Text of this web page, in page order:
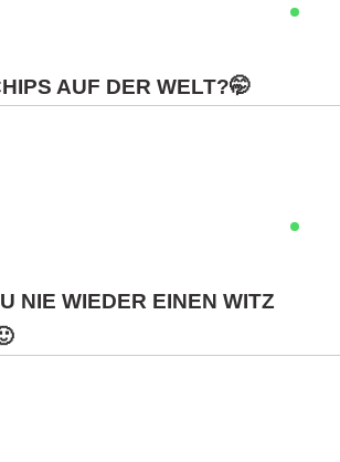
AUF DER WELT?🤭
NIE WIEDER EINEN WITZ